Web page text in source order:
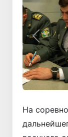
Назад
На